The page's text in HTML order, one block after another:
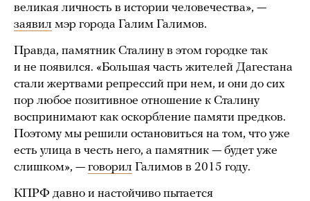
великая личность в истории человечества», —
заявил мэр города Галим Галимов.
Правда, памятник Сталину в этом городке так
и не появился. «Большая часть жителей Дагестана
стали жертвами репрессий при нем, и они до сих
пор любое позитивное отношение к Сталину
воспринимают как оскорбление памяти предков.
Поэтому мы решили остановиться на том, что уже
есть улица в честь него, а памятник — будет уже
слишком», — говорил Галимов в 2015 году.
КПРФ давно и настойчиво пытается